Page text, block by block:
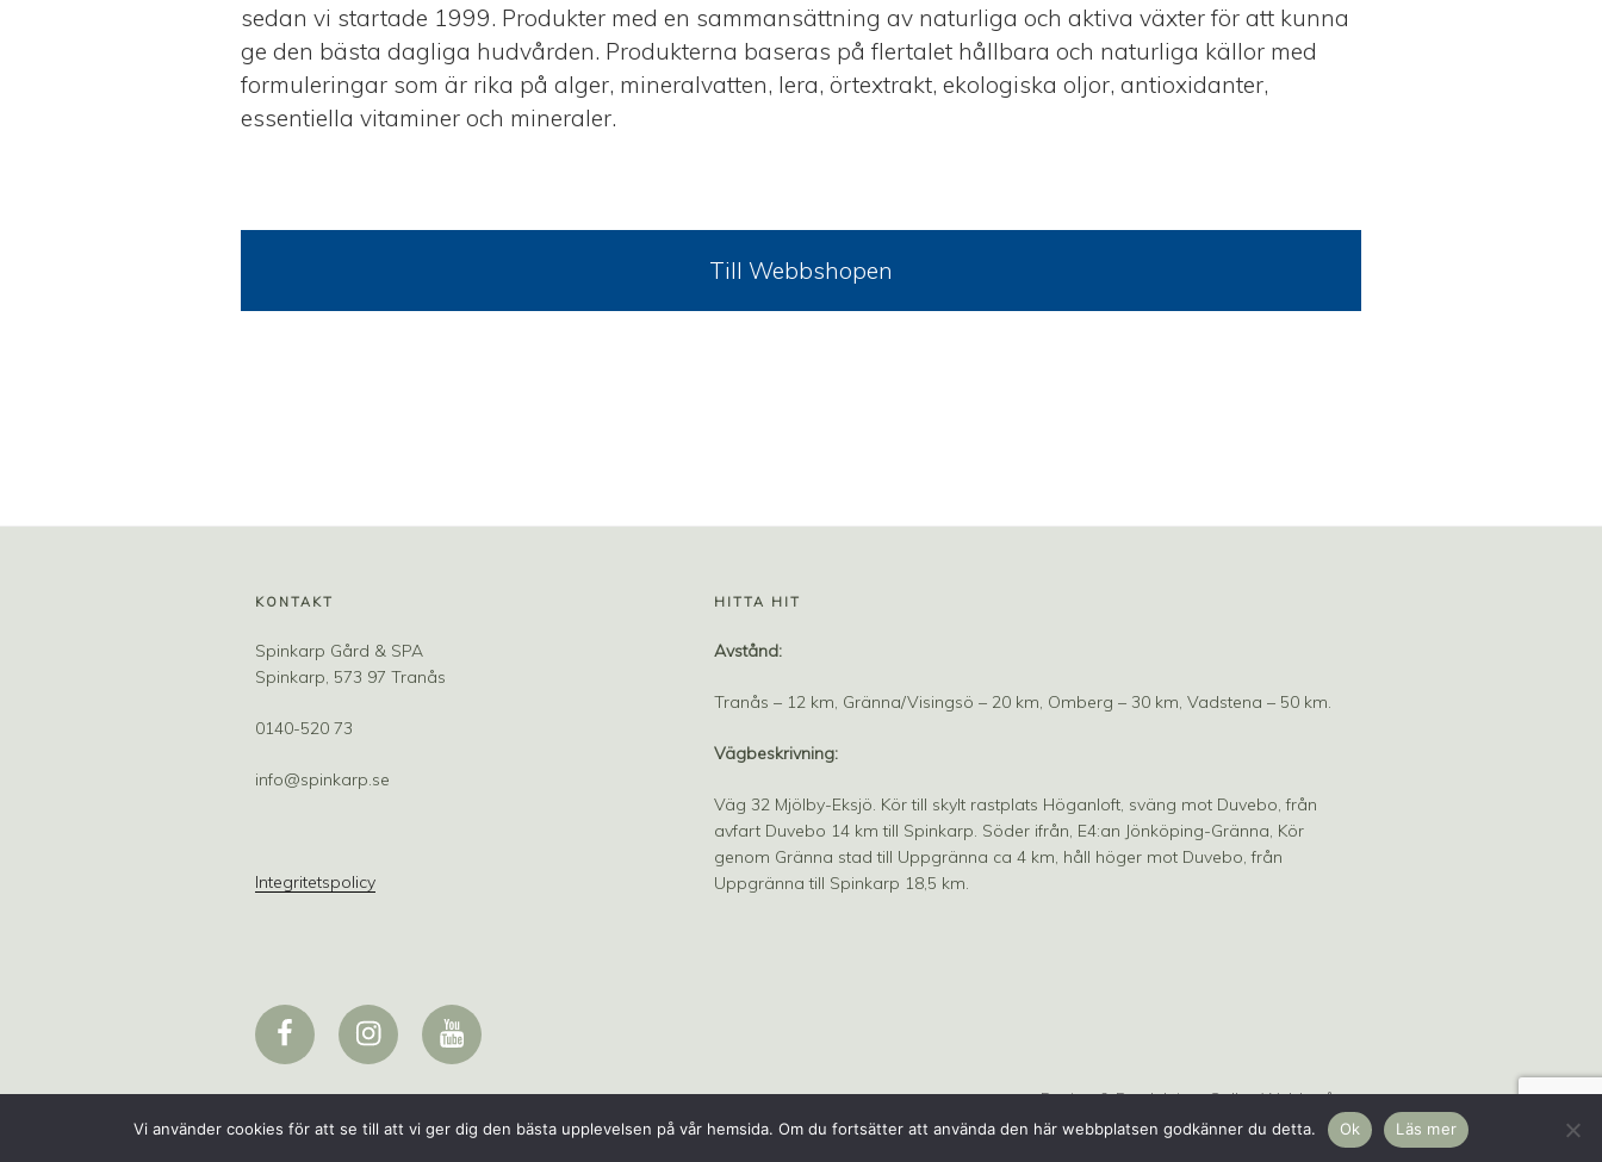
sedan vi startade 1999. Produkter med en sammansättning av naturliga och aktiva växter för att kunna
ge den bästa dagliga hudvården. Produkterna baseras på flertalet hållbara och naturliga källor med
formuleringar som är rika på alger, mineralvatten, lera, örtextrakt, ekologiska oljor, antioxidanter,
essentiella vitaminer och mineraler.
Till Webbshopen
KONTAKT
Spinkarp Gård & SPA
Spinkarp, 573 97 Tranås
0140-520 73
info@spinkarp.se
Integritetspolicy
HITTA HIT
Avstånd:
Tranås – 12 km, Gränna/Visingsö – 20 km, Omberg – 30 km, Vadstena – 50 km.
Vägbeskrivning:
Väg 32 Mjölby-Eksjö. Kör till skylt rastplats Höganloft, sväng mot Duvebo, från
avfart Duvebo 14 km till Spinkarp. Söder ifrån, E4:an Jönköping-Gränna, Kör
genom Gränna stad till Uppgränna ca 4 km, håll höger mot Duvebo, från
Uppgränna till Spinkarp 18,5 km.
FacebookInstagramYoutube
Design & Produktion: Gallus Webbyrå
Vi använder cookies för att se till att vi ger dig den bästa upplevelsen på vår hemsida. Om du fortsätter att använda den här webbplatsen godkänner du detta. Ok Läs mer